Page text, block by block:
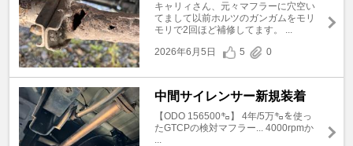
キャリィさん、元々マフラーに穴空い
てまして以前ホルツのガンガムをモリ
モリで2回ほど補修してます。 ...
2026年6月5日
5 0
中間サイレンサー新規装着
【ODO 156500㌔】 4年/5万㌔を使っ
たGTCPの検対マフラー... 4000rpmか
...